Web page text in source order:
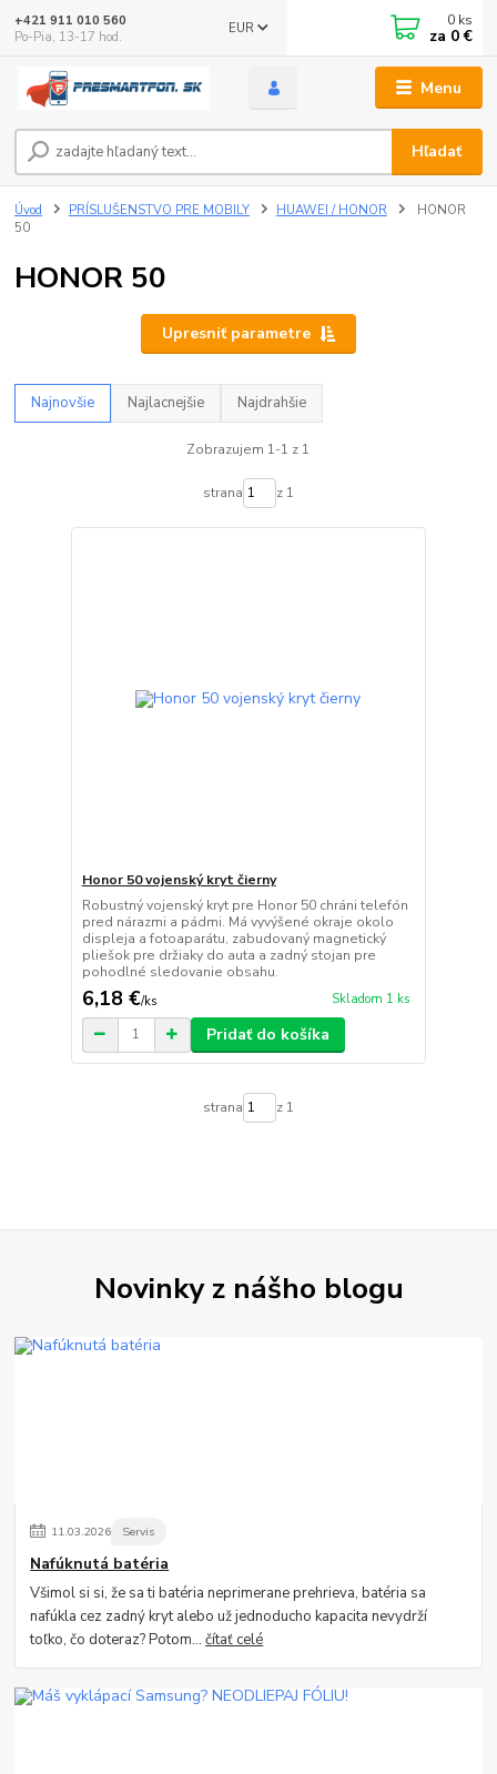
Menu
EUR
Hľadať
+421 911 010 560
Po-Pia, 13-17 hod.
0 ks
za 0 €
Úvod PRÍSLUŠENSTVO PRE MOBILY HUAWEI / HONOR
HONOR
50
HONOR 50
Upresniť parametre
Najnovšie Najlacnejšie Najdrahšie
Zobrazujem 1-1 z 1
strana z 1
Honor 50 vojenský kryt čierny
Robustný vojenský kryt pre Honor 50 chráni telefón
pred nárazmi a pádmi. Má vyvýšené okraje okolo
displeja a fotoaparátu, zabudovaný magnetický
pliešok pre držiaky do auta a zadný stojan pre
pohodlné sledovanie obsahu.
6,18 €/ks Skladom 1 ks
Pridať do košíka
strana z 1
Novinky z nášho blogu
11.03.2026 Servis
Nafúknutá batéria
Všimol si si, že sa ti batéria neprimerane prehrieva, batéria sa
nafúkla cez zadný kryt alebo už jednoducho kapacita nevydrží
toľko, čo doteraz? Potom...čítať celé